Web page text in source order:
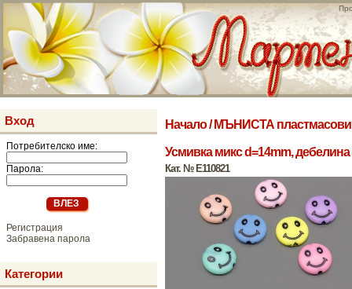
Вход
Потребителско име:
Парола:
Регистрация
Забравена парола
Категории
Начало/ МЪНИСТА пластмасови
Усмивка микс d=14mm, дебелина
Кат. № E110821